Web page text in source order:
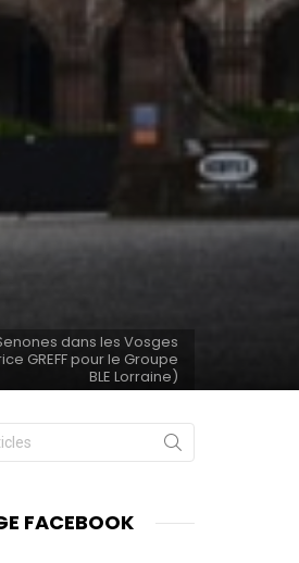
dans les Vosges
GREFF pour le Groupe
BLE Lorraine)
FACEBOOK